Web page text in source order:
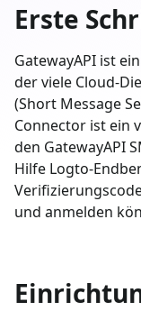
Erste
GatewayAPI ist
der viele Cloud-
(Short Message
Connector ist ein
den GatewayAPI
Hilfe Logto-
und anmelden